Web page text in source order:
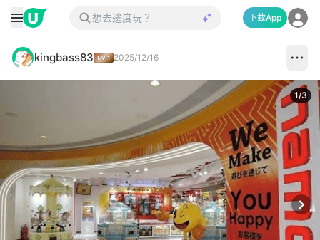
下載App
kingbass83 2025/12/16
1/3